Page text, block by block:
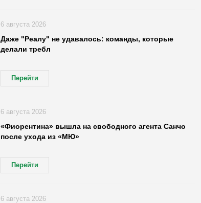
Даже "Реалу" не удавалось: команды, которые
делали требл
Перейти
6 августа 2026
«Фиорентина» вышла на свободного агента Санчо
после ухода из «МЮ»
Перейти
6 августа 2026
6 августа 2026